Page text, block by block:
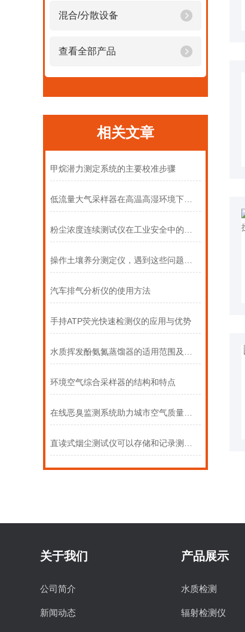
混合/分散设备
查看全部产品
相关文章
甲烷潜力测定系统的主要校准步骤
汽车排气分析仪的使用方法
手持ATP荧光快速检测仪的应用与优势
环境空气综合采样器的结构和特点
关于我们
公司简介
新闻动态
产品展示
水质检测
辐射检测仪